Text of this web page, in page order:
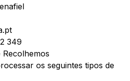
349
Recolhemos
os seguintes tipos de